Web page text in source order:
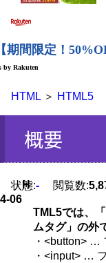
HTML ＞ HTML5
概要
状態:- 閲覧数:
4-06
H
TML5では、
ムタグ」の外
・<button> …
・<input> …